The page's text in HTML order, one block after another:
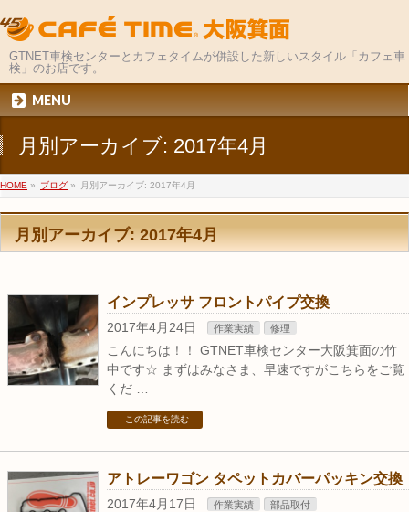
GTNET車検センターとカフェタイムが併設した新しいスタイル「カフェ車
検」のお店です。
MENU
月別アーカイブ: 2017年4月
HOME » ブログ » 月別アーカイブ: 2017年4月
月別アーカイブ: 2017年4月
インプレッサ フロントパイプ交換
2017年4月24日 作業実績 修理
こんにちは！！ GTNET車検センター大阪箕面の竹
中です☆ まずはみなさま、早速ですがこちらをご覧
くだ …
この記事を読む
アトレーワゴン タペットカバーパッキン交換
2017年4月17日 作業実績 部品取付